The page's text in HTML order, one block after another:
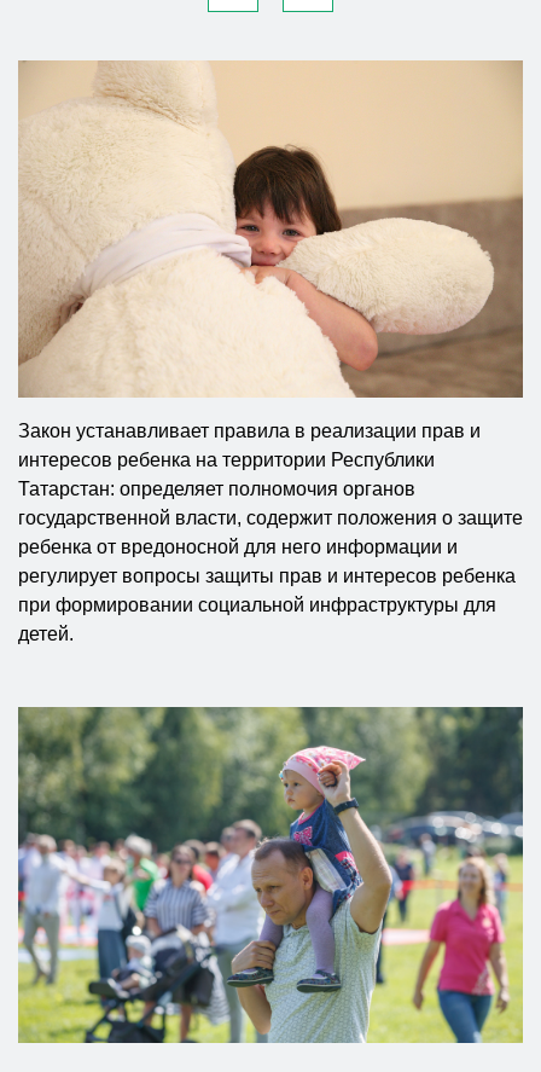
Закон устанавливает правила в реализации прав и
интересов ребенка на территории Республики
Татарстан: определяет полномочия органов
государственной власти, содержит положения о защите
ребенка от вредоносной для него информации и
регулирует вопросы защиты прав и интересов ребенка
при формировании социальной инфраструктуры для
детей.